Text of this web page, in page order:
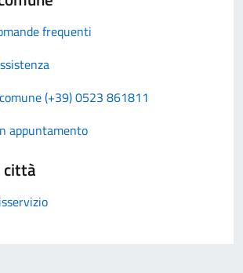
frequenti
(+39) 0523 861811
appuntamento
città